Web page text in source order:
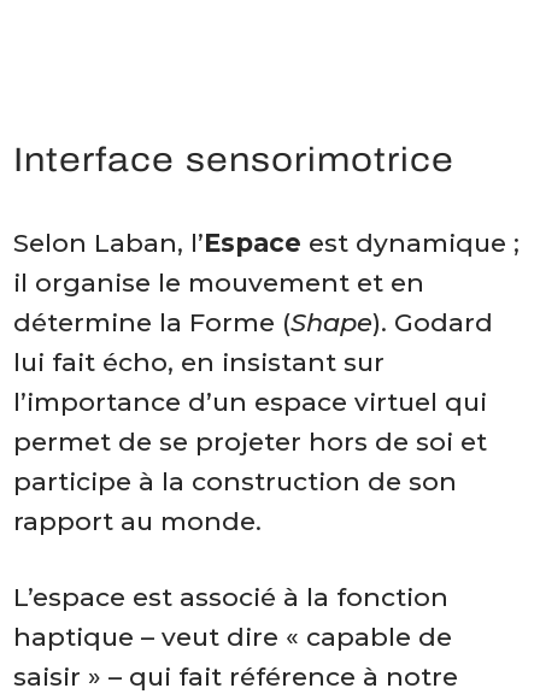
Interface sensorimotrice
Selon Laban, l’Espace est dynamique ;
il organise le mouvement et en
détermine la Forme (Shape). Godard
lui fait écho, en insistant sur
l’importance d’un espace virtuel qui
permet de se projeter hors de soi et
participe à la construction de son
rapport au monde.
L’espace est associé à la fonction
haptique – veut dire « capable de
saisir » – qui fait référence à notre